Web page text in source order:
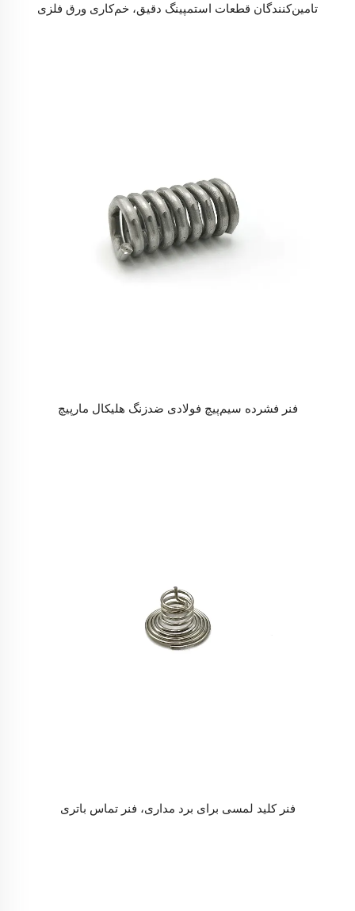
تامین‌کنندگان قطعات استمپینگ دقیق، خم‌کاری ورق فلزی
فنر فشرده سیم‌پیچ فولادی ضدزنگ هلیکال مارپیچ
فنر کلید لمسی برای برد مداری، فنر تماس باتری